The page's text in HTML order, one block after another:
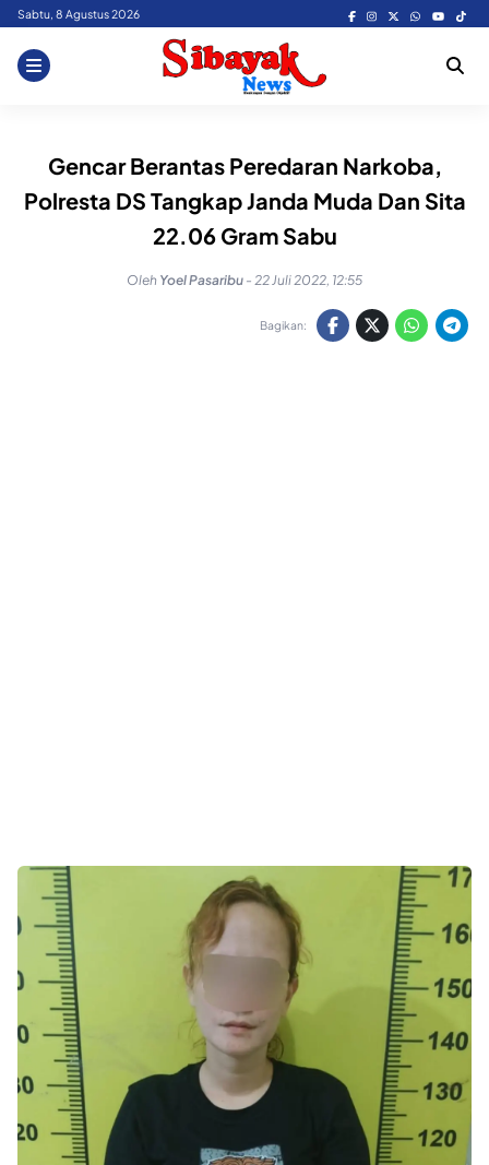
Skip
content
Sabtu, 8 Agustus 2026
Gencar Berantas Peredaran Narkoba,
Polresta DS Tangkap Janda Muda Dan Sita
22.06 Gram Sabu
Oleh Yoel Pasaribu - 22 Juli 2022, 12:55
Bagikan: